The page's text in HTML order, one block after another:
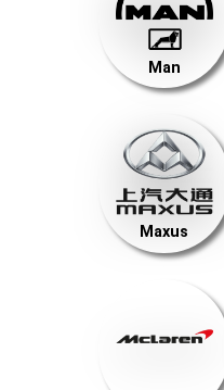
Man
Maxus